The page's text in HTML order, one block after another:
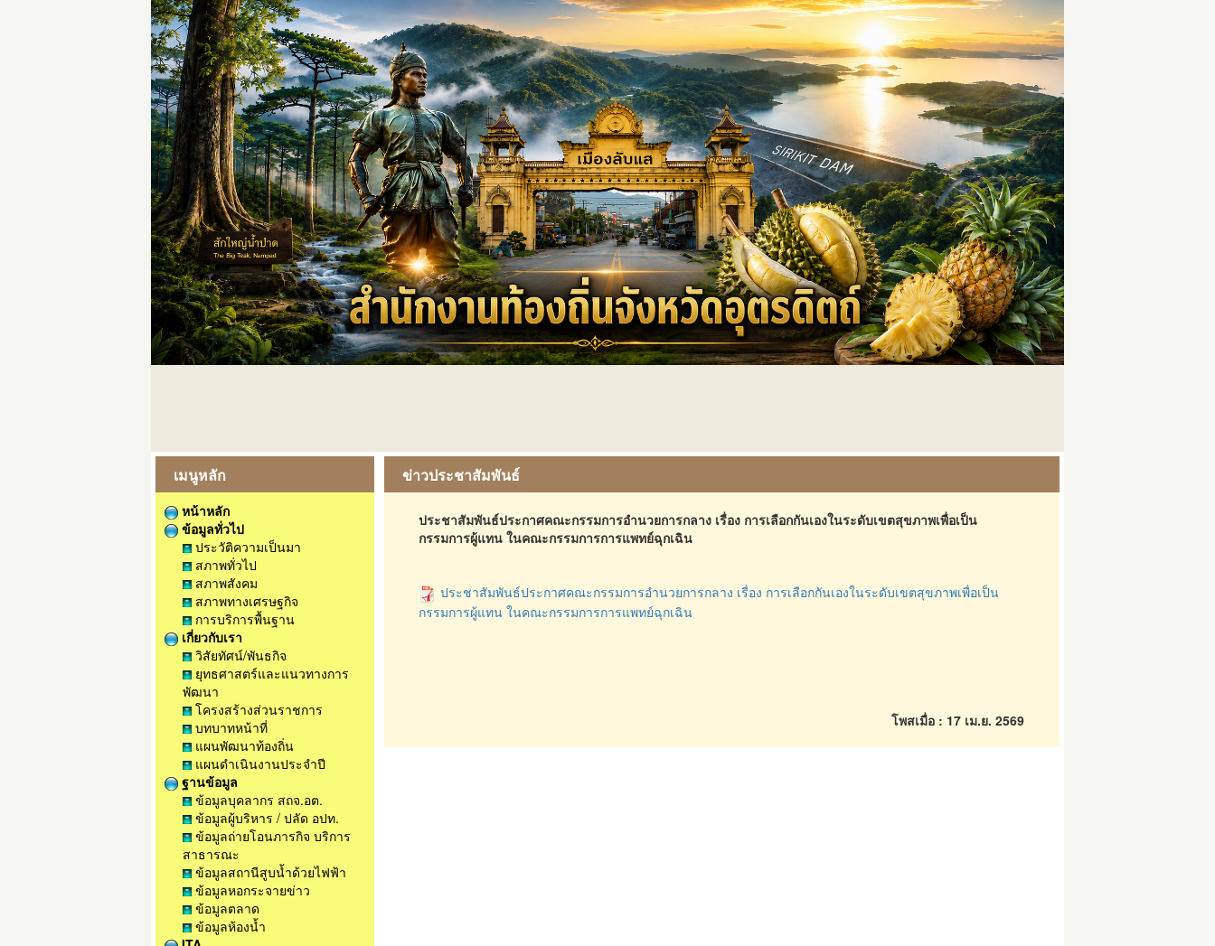
เมนูหลัก
หน้าหลัก
ข้อมูลทั่วไป
ประวัติความเป็นมา
สภาพทั่วไป
สภาพสังคม
สภาพทางเศรษฐกิจ
การบริการพื้นฐาน
เกี่ยวกับเรา
วิสัยทัศน์/พันธกิจ
ยุทธศาสตร์และแนวทางการ
พัฒนา
โครงสร้างส่วนราชการ
บทบาทหน้าที่
แผนพัฒนาท้องถิ่น
แผนดำเนินงานประจำปี
ฐานข้อมูล
ข้อมูลบุคลากร สถจ.อต.
ข้อมูลผู้บริหาร / ปลัด อปท.
ข้อมูลถ่ายโอนภารกิจ บริการ
สาธารณะ
ข้อมูลสถานีสูบน้ำด้วยไฟฟ้า
ข้อมูลหอกระจายข่าว
ข้อมูลตลาด
ข้อมูลห้องน้ำ
ข่าวประชาสัมพันธ์
ประชาสัมพันธ์ประกาศคณะกรรมการอำนวยการกลาง เรื่อง การเลือกกันเองในระดับเขตสุขภาพเพื่อเป็น
กรรมการผู้แทน ในคณะกรรมการการแพทย์ฉุกเฉิน
ประชาสัมพันธ์ประกาศคณะกรรมการอำนวยการกลาง เรื่อง การเลือกกันเองในระดับเขตสุขภาพเพื่อเป็น
กรรมการผู้แทน ในคณะกรรมการการแพทย์ฉุกเฉิน
โพสเมื่อ : 17 เม.ย. 2569